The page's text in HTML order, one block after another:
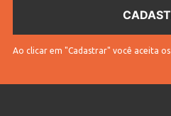
Ao clicar em "Cadastrar" você aceita os